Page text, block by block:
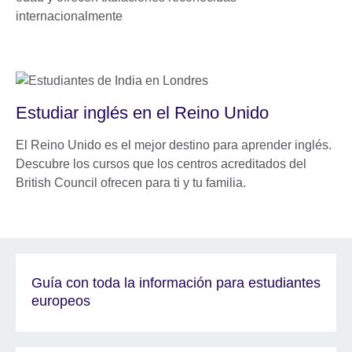
internacionalmente
Estudiar inglés en el Reino Unido
El Reino Unido es el mejor destino para aprender inglés.
Descubre los cursos que los centros acreditados del
British Council ofrecen para ti y tu familia.
Guía con toda la información para estudiantes
europeos